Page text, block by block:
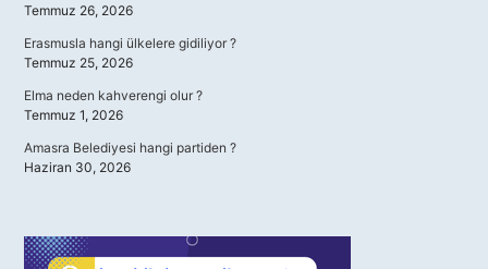
Temmuz 26, 2026
Erasmusla hangi ülkelere gidiliyor ?
Temmuz 25, 2026
Elma neden kahverengi olur ?
Temmuz 1, 2026
Amasra Belediyesi hangi partiden ?
Haziran 30, 2026